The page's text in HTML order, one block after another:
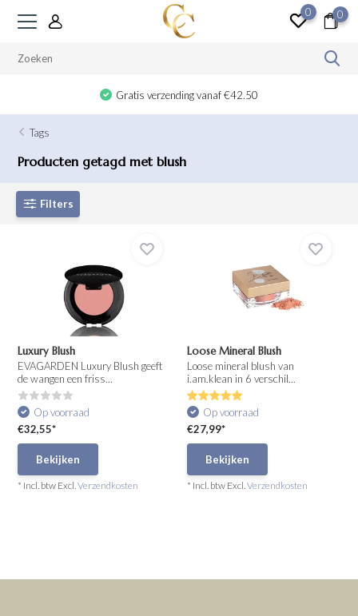
0 0
Gratis verzending vanaf €42.50
Tags
Producten getagd met blush
Filters
Luxury Blush
EVAGARDEN Luxury Blush geeft
de wangen een friss...
Op voorraad
€32,55*
Bekijken
* Incl. btw Excl.Verzendkosten
Loose Mineral Blush
Loose mineral blush van
i.am.klean in 6 verschil...
Op voorraad
€27,99*
Bekijken
* Incl. btw Excl.Verzendkosten